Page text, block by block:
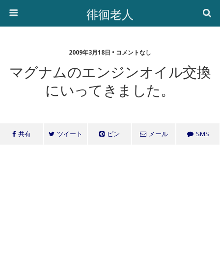
徘徊老人
2009年3月18日 • コメントなし
マグナムのエンジンオイル交換
にいってきました。
共有 ツイート ピン メール SMS